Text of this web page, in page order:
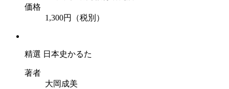
価格
1,300円（税別）
精選 日本史かるた
著者
大岡成美